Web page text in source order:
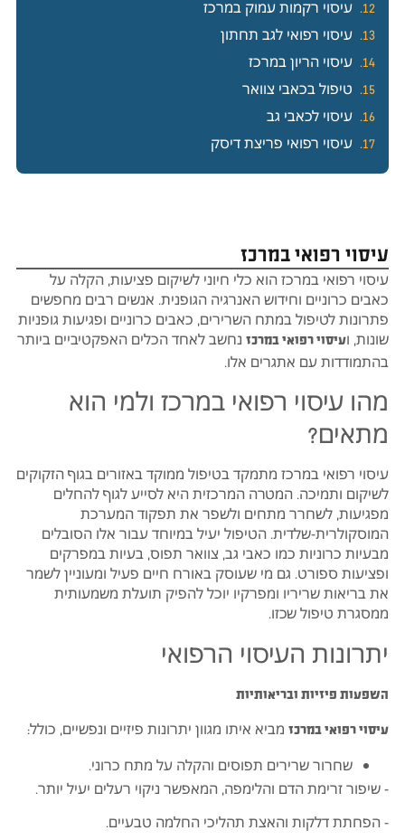
עיסוי רפואי במרכז
עיסוי רפואי במרכז הוא כלי חיוני לשיקום פציעות, הקלה על
כאבים כרוניים וחידוש האנרגיה הגופנית. אנשים רבים מחפשים
פתרונות לטיפול במתח השרירים, כאבים כרוניים ופגיעות גופניות
שונות, ועיסוי רפואי במרכזנחשב לאחד הכלים האפקטיביים ביותר
בהתמודדות עם אתגרים אלו.
מהו עיסוי רפואי במרכז ולמי הוא
מתאים?
עיסוי רפואי במרכז מתמקד בטיפול ממוקד באזורים בגוף הזקוקים
לשיקום ותמיכה. המטרה המרכזית היא לסייע לגוף להחלים
מפגיעות, לשחרר מתחים ולשפר את תפקוד המערכת
המוסקולרית-שלדית. הטיפול יעיל במיוחד עבור אלו הסובלים
מבעיות כרוניות כמו כאבי גב, צוואר תפוס, בעיות במפרקים
ופציעות ספורט. גם מי שעוסק באורח חיים פעיל ומעוניין לשמר
את בריאות שריריו ומפרקיו יוכל להפיק תועלת משמעותית
ממסגרת טיפול שכזו.
יתרונות העיסוי הרפואי
השפעות פיזיות ובריאותיות
עיסוי רפואי במרכזמביא איתו מגוון יתרונות פיזיים ונפשיים, כולל:
שחרור שרירים תפוסים והקלה על מתח כרוני.
- שיפור זרימת הדם והלימפה, המאפשר ניקוי רעלים יעיל יותר.
- הפחתת דלקות והאצת תהליכי החלמה טבעיים.
עיסוי רקמות עמוק במרכז
עיסוי רפואי לגב תחתון
עיסוי הריון במרכז
טיפול בכאבי צוואר
עיסוי לכאבי גב
עיסוי רפואי פריצת דיסק